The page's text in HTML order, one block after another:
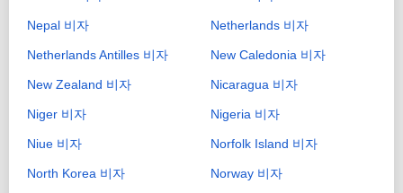
Nepal 비자 Netherlands 비자
Netherlands Antilles 비자 New Caledonia 비자
New Zealand 비자 Nicaragua 비자
Niger 비자 Nigeria 비자
Niue 비자 Norfolk Island 비자
North Korea 비자 Norway 비자